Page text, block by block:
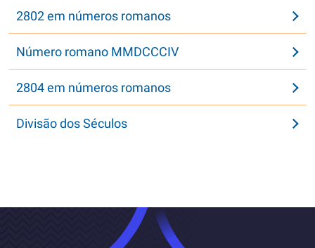
2802 em números romanos
Número romano MMDCCCIV
2804 em números romanos
Divisão dos Séculos